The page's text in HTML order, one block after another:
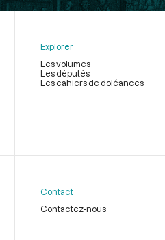
Explorer
Les volumes
Les députés
Les cahiers de doléances
Contact
Contactez-nous